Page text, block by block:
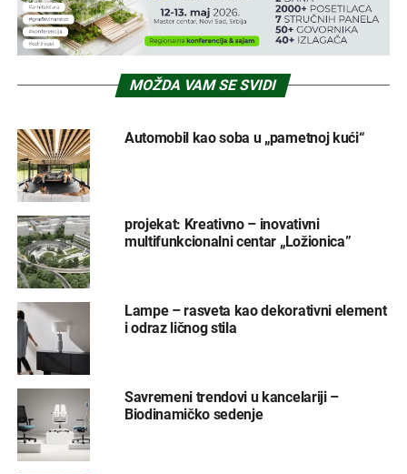
MOŽDA VAM SE SVIDI
Automobil kao soba u „pametnoj kući“
projekat: Kreativno – inovativni
multifunkcionalni centar „Ložionica”
Lampe – rasveta kao dekorativni element
i odraz ličnog stila
Savremeni trendovi u kancelariji –
Biodinamičko sedenje